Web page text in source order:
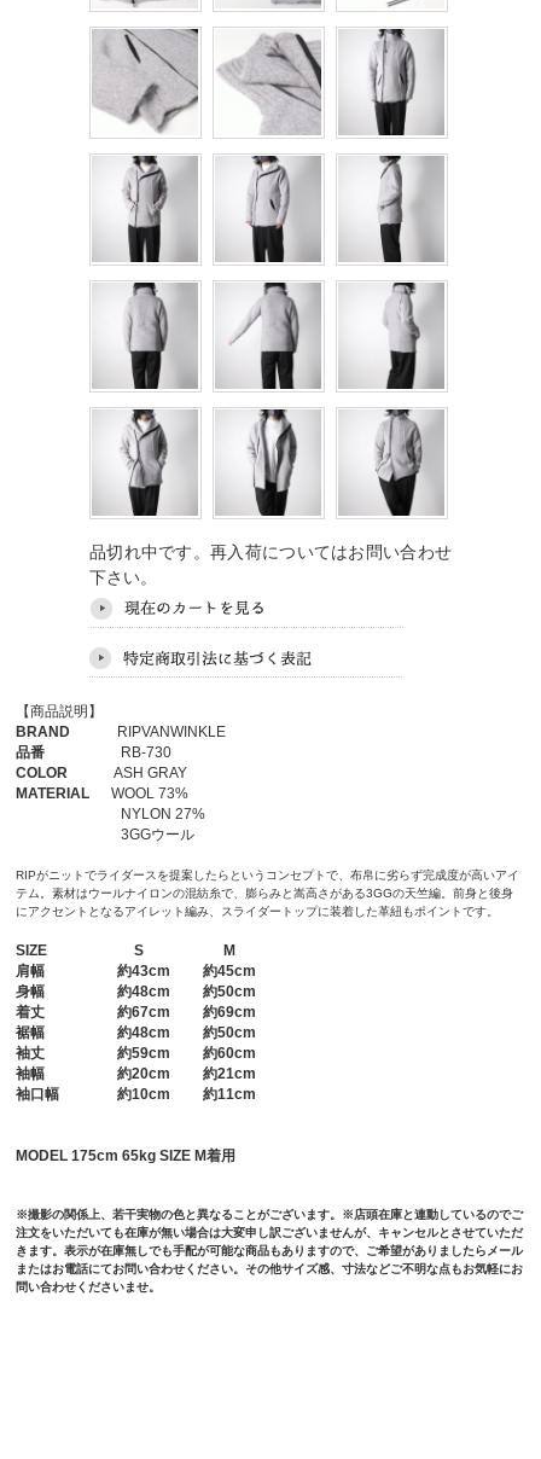
品切れ中です。再入荷についてはお問い合わせ
下さい。
【商品説明】
BRAND RIPVANWINKLE
品番 RB-730
COLOR ASH GRAY
MATERIAL WOOL 73%
NYLON 27%
3GGウール
RIPがニットでライダースを提案したらというコンセプトで、布帛に劣らず完成度が高いアイ
テム。素材はウールナイロンの混紡糸で、膨らみと嵩高さがある3GGの天竺編。前身と後身
にアクセントとなるアイレット編み、スライダートップに装着した革紐もポイントです。
SIZE S
M
肩幅 約43cm 約45cm
身幅 約48cm 約50cm
着丈 約67cm 約69cm
裾幅 約48cm 約50cm
袖丈 約59cm 約60cm
袖幅 約20cm 約21cm
袖口幅 約10cm 約11cm
MODEL 175cm 65kg SIZE M着用
※撮影の関係上、若干実物の色と異なることがございます。※店頭在庫と連動しているのでご
注文をいただいても在庫が無い場合は大変申し訳ございませんが、キャンセルとさせていただ
きます。表示が在庫無しでも手配が可能な商品もありますので、ご希望がありましたらメール
またはお電話にてお問い合わせください。その他サイズ感、寸法などご不明な点もお気軽にお
問い合わせくださいませ。